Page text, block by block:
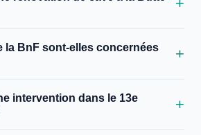
la BnF sont-elles concernées
intervention dans le 13e